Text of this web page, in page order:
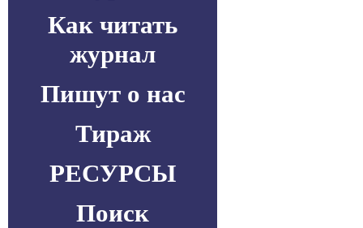
Как читать
журнал
Пишут о нас
Тираж
РЕСУРСЫ
Поиск